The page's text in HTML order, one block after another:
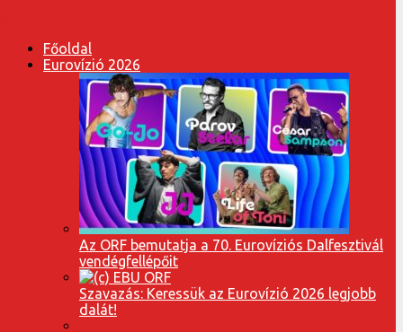
Főoldal
Eurovízió 2026
Az ORF bemutatja a 70. Eurovíziós Dalfesztivál
vendégfellépőit
Szavazás: Keressük az Eurovízió 2026 legjobb
dalát!